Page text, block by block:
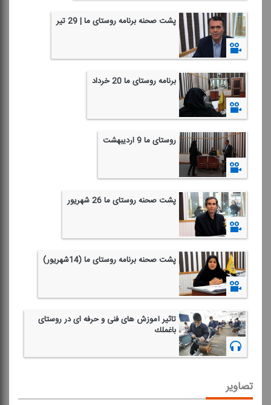
پشت صحنه برنامه روستای ما | 29 تیر
1398/04/30
برنامه روستای ما 20 خرداد
1398/03/21
روستای ما 9 اردیبهشت
1398/02/13
پشت صحنه روستای ما 26 شهریور
1397/07/01
پشت صحنه برنامه روستای ما (14شهریور)
1397/06/23
تاثیر آموزش های فنی و حرفه ای در روستای
باغملك
1397/05/09
تصاویر